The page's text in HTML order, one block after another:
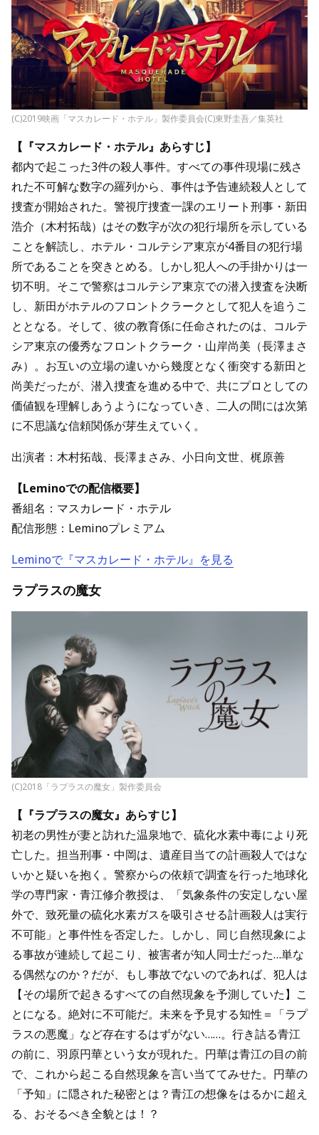
(C)2019映画「マスカレード・ホテル」製作委員会(C)東野圭吾／集英社
【『マスカレード・ホテル』あらすじ】
都内で起こった3件の殺人事件。すべての事件現場に残さ
れた不可解な数字の羅列から、事件は予告連続殺人として
捜査が開始された。警視庁捜査一課のエリート刑事・新田
浩介（木村拓哉）はその数字が次の犯行場所を示している
ことを解読し、ホテル・コルテシア東京が4番目の犯行場
所であることを突きとめる。しかし犯人への手掛かりは一
切不明。そこで警察はコルテシア東京での潜入捜査を決断
し、新田がホテルのフロントクラークとして犯人を追うこ
ととなる。そして、彼の教育係に任命されたのは、コルテ
シア東京の優秀なフロントクラーク・山岸尚美（長澤まさ
み）。お互いの立場の違いから幾度となく衝突する新田と
尚美だったが、潜入捜査を進める中で、共にプロとしての
価値観を理解しあうようになっていき、二人の間には次第
に不思議な信頼関係が芽生えていく。
出演者：木村拓哉、長澤まさみ、小日向文世、梶原善
【Leminoでの配信概要】
番組名：マスカレード・ホテル
配信形態：Leminoプレミアム
Leminoで『マスカレード・ホテル』を見る
ラプラスの魔女
(C)2018「ラプラスの魔女」製作委員会
【『ラプラスの魔女』あらすじ】
初老の男性が妻と訪れた温泉地で、硫化水素中毒により死
亡した。担当刑事・中岡は、遺産目当ての計画殺人ではな
いかと疑いを抱く。警察からの依頼で調査を行った地球化
学の専門家・青江修介教授は、「気象条件の安定しない屋
外で、致死量の硫化水素ガスを吸引させる計画殺人は実行
不可能」と事件性を否定した。しかし、同じ自然現象によ
る事故が連続して起こり、被害者が知人同士だった…単な
る偶然なのか？だが、もし事故でないのであれば、犯人は
【その場所で起きるすべての自然現象を予測していた】こ
とになる。絶対に不可能だ。未来を予見する知性＝「ラプ
ラスの悪魔」など存在するはずがない……。行き詰る青江
の前に、羽原円華という女が現れた。円華は青江の目の前
で、これから起こる自然現象を言い当ててみせた。円華の
「予知」に隠された秘密とは？青江の想像をはるかに超え
る、おそるべき全貌とは！？